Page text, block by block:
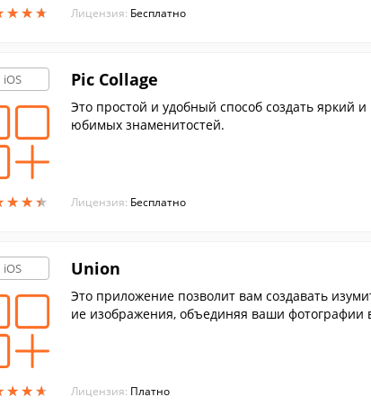
★★★
★★★ Лицензия: Бесплатно
iOS
★★★
★★★
Pic Collage
Это простой и удобный способ создать яркий
юбимых знаменитостей.
Лицензия: Бесплатно
iOS
★★★
★★★
Union
Это приложение позволит вам создавать
ие изображения, объединяя ваши фотографии
Лицензия: Платно